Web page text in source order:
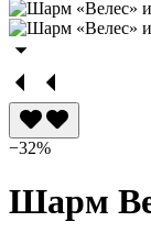
−32%
Шарм